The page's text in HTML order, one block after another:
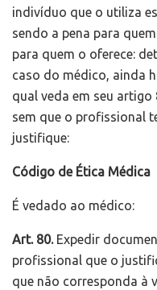
indivíduo que o utiliza
sendo a pena para
para quem o oferece:
caso do médico, ainda
qual veda em seu
sem que o profissional
justifique:
Código de Ética Médica
É vedado ao médico:
Art. 80.Expedir
profissional que o
que não corresponda à